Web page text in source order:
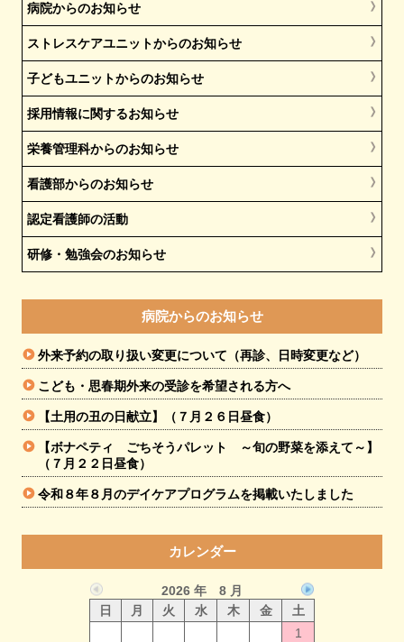
病院からのお知らせ
ストレスケアユニットからのお知らせ
子どもユニットからのお知らせ
採用情報に関するお知らせ
栄養管理科からのお知らせ
看護部からのお知らせ
認定看護師の活動
研修・勉強会のお知らせ
病院からのお知らせ
外来予約の取り扱い変更について（再診、日時変更など）
こども・思春期外来の受診を希望される方へ
【土用の丑の日献立】（７月２６日昼食）
【ボナペティ ごちそうパレット ～旬の野菜を添えて～】
（７月２２日昼食）
令和８年８月のデイケアプログラムを掲載いたしました
カレンダー
2026 年 8 月
日
月 火 水 木 金
土
1